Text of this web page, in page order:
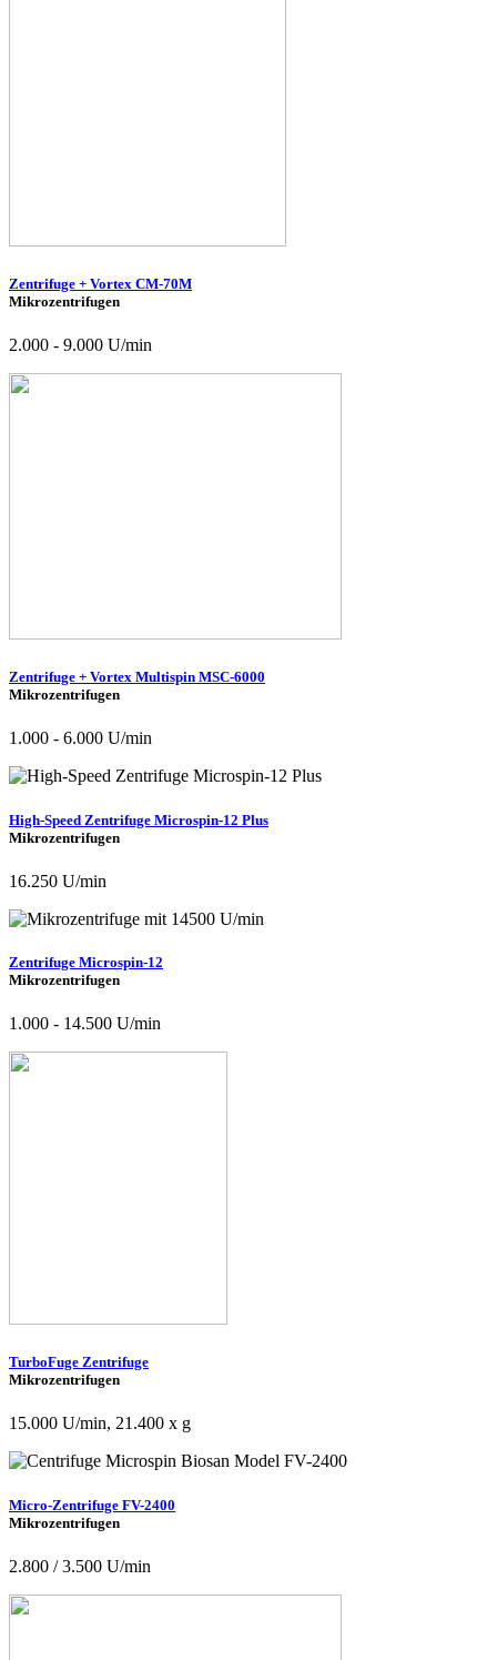
Zentrifuge + Vortex CM-70M
Mikrozentrifugen
2.000 - 9.000 U/min
Zentrifuge + Vortex Multispin MSC-6000
Mikrozentrifugen
1.000 - 6.000 U/min
High-Speed Zentrifuge Microspin-12 Plus
Mikrozentrifugen
16.250 U/min
Zentrifuge Microspin-12
Mikrozentrifugen
1.000 - 14.500 U/min
TurboFuge Zentrifuge
Mikrozentrifugen
15.000 U/min, 21.400 x g
Micro-Zentrifuge FV-2400
Mikrozentrifugen
2.800 / 3.500 U/min